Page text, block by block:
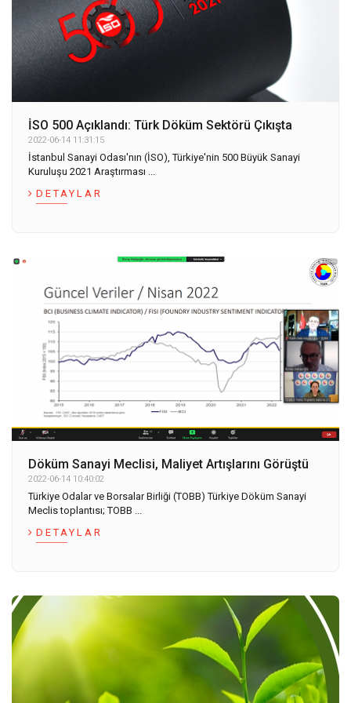
İSO 500 Açıklandı: Türk Döküm Sektörü Çıkışta
2022-06-14 11:31:15
İstanbul Sanayi Odası'nın (İSO), Türkiye'nin 500 Büyük Sanayi
Kuruluşu 2021 Araştırması ...
DETAYLAR
Döküm Sanayi Meclisi, Maliyet Artışlarını Görüştü
2022-06-14 10:40:02
Türkiye Odalar ve Borsalar Birliği (TOBB) Türkiye Döküm Sanayi
Meclis toplantısı; TOBB ...
DETAYLAR